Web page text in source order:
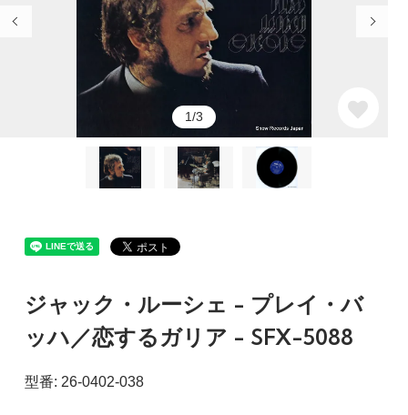
1/3
ジャック・ルーシェ - プレイ・バ
ッハ／恋するガリア - SFX-5088
型番: 26-0402-038